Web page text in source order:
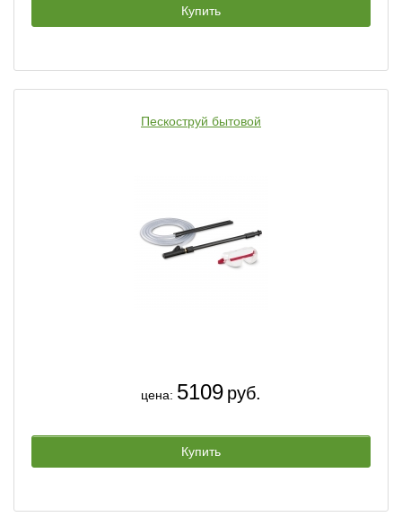
Купить
Пескоструй бытовой
цена: 5109 руб.
Купить